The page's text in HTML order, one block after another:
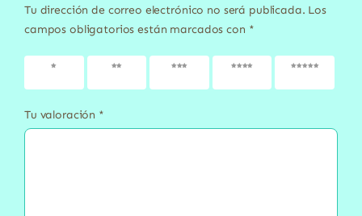
Tu dirección de correo electrónico no será publicada. Los
campos obligatorios están marcados con *
1 de 5
2 de 5
3 de 5
4 de 5
5 de 5
Tu valoración *